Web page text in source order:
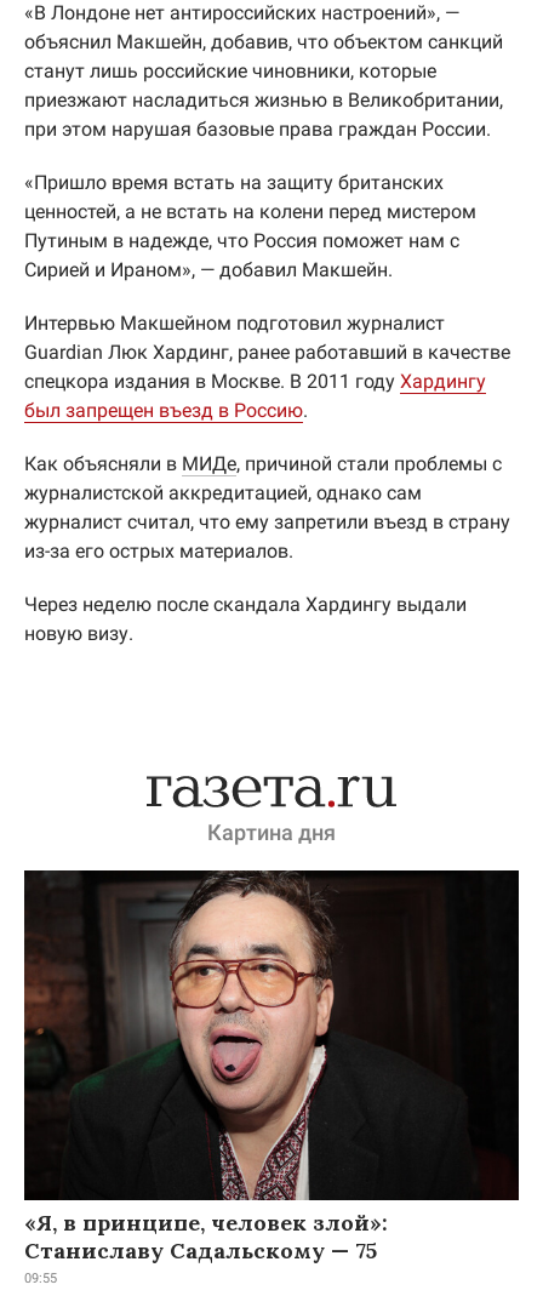
«В Лондоне нет антироссийских настроений», —
объяснил Макшейн, добавив, что объектом санкций
станут лишь российские чиновники, которые
приезжают насладиться жизнью в Великобритании,
при этом нарушая базовые права граждан России.
«Пришло время встать на защиту британских
ценностей, а не встать на колени перед мистером
Путиным в надежде, что Россия поможет нам с
Сирией и Ираном», — добавил Макшейн.
Интервью Макшейном подготовил журналист
Guardian Люк Хардинг, ранее работавший в качестве
спецкора издания в Москве. В 2011 году Хардингу
был запрещен въезд в Россию.
Как объясняли в МИДе, причиной стали проблемы с
журналистской аккредитацией, однако сам
журналист считал, что ему запретили въезд в страну
из-за его острых материалов.
Через неделю после скандала Хардингу выдали
новую визу.
Картина дня
«Я, в принципе, человек злой»:
Станиславу Садальскому — 75
09:55